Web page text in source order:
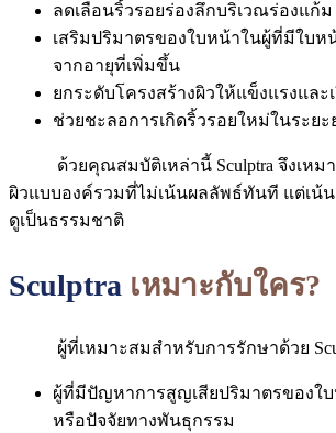
ลดเลือนริ้วรอยร่องลึกบริเวณร่องแก้
เสริมปริมาตรของใบหน้าในผู้ที่มีใบ
จากอายุที่เพิ่มขึ้น
ยกระดับโครงสร้างผิวให้แข็งแรงและ
ช่วยชะลอการเกิดริ้วรอยใหม่ในระยะ
ด้วยคุณสมบัติเหล่านี้ Sculptra จึงเหมา
ผิวแบบองค์รวมที่ไม่เน้นผลลัพธ์ทันที แต่เน้
ดูเป็นธรรมชาติ
Sculptra เหมาะกับใคร?
ผู้ที่เหมาะสมสำหรับการรักษาด้วย
ผู้ที่มีปัญหาการสูญเสียปริมาตรของใ
หรือปัจจัยทางพันธุกรรม